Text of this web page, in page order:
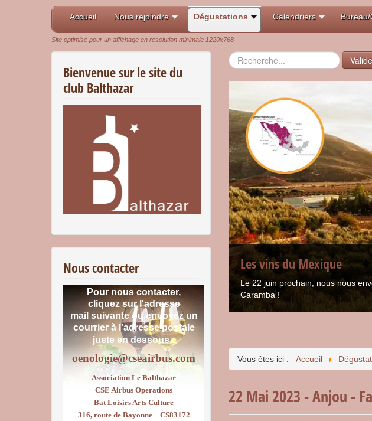
Accueil Nous rejoindre Dégustations Calendriers Bureau/
Site optimisé pour un affichage en résolution minimale 1220x768
Bienvenue sur le site du
club Balthazar
Nous contacter
Pour nous contacter,
cliquez sur l'adresse
mail suivante ou envoyez un
courrierà l'adresse postale
juste en dessous :
oenologie@cseairbus.com
Association Le Balthazar
CSE Airbus Operations
Bat Loisirs Arts Culture
316, route de Bayonne – CS83172
Rechercher
Les vins du Mexique
Le 22 juin prochain, nous nous
Caramba !
Vous êtes ici : Accueil
22 Mai 2023 - Anjou -